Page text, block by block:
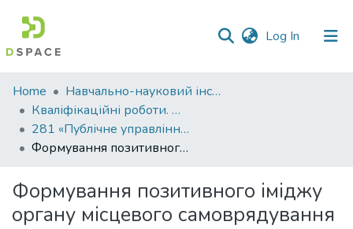
Log In (current)
Communities
&
Collections
All of DSpace
Statistics
Home
Навчально-науковий інститут економіки, управління, права та інформаційних технологій
Кваліфікаційні роботи. ННІ економіки, управління, права та ІТ
281 «Публічне управління та адміністрування» - Магістри 2022-2023
Формування позитивного іміджу органу місцевого самоврядування
Формування позитивного іміджу
органу місцевого самоврядування